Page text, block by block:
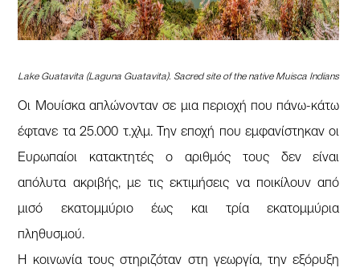
Lake Guatavita (Laguna Guatavita). Sacred site of the native Muisca Indians
Οι Μουίσκα απλώνονταν σε μια περιοχή που πάνω-κάτω
έφτανε τα 25.000 τ.χλμ. Την εποχή που εμφανίστηκαν οι
Ευρωπαίοι κατακτητές ο αριθμός τους δεν είναι
απόλυτα ακριβής, με τις εκτιμήσεις να ποικίλουν από
μισό εκατομμύριο έως και τρία εκατομμύρια
πληθυσμού.
Η κοινωνία τους στηριζόταν στη γεωργία, την εξόρυξη